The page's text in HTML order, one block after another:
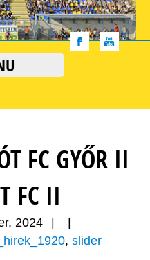
FC GYŐR II
FC II
2024
, slider